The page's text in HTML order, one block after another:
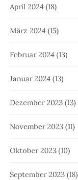
April 2024 (18)
März 2024 (15)
Februar 2024 (13)
Januar 2024 (13)
Dezember 2023 (13)
November 2023 (11)
Oktober 2023 (10)
September 2023 (18)